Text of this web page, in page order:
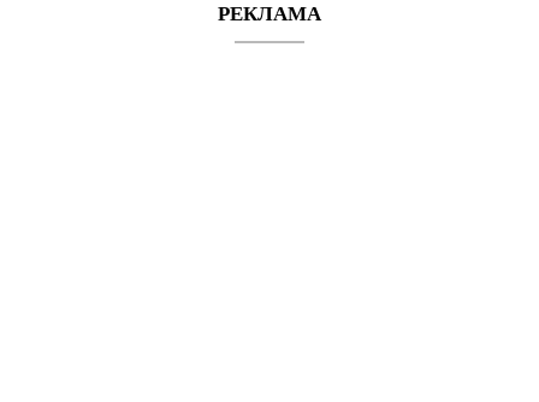
РЕКЛАМА